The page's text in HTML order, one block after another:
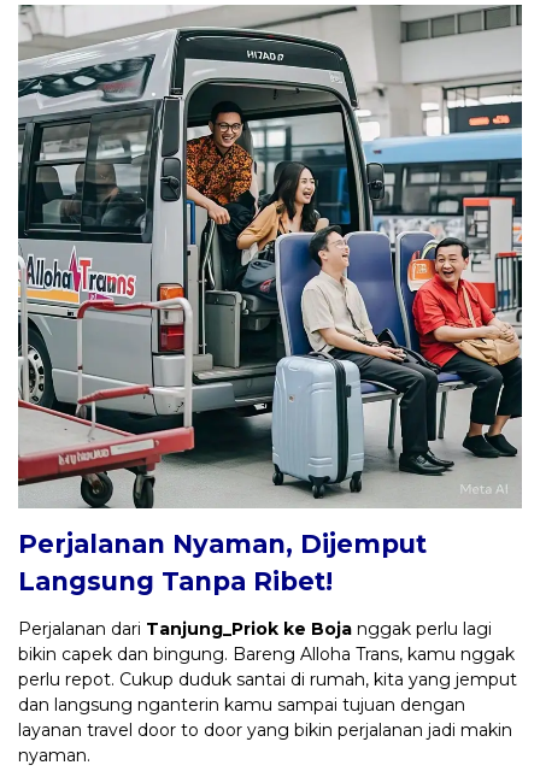
Perjalanan Nyaman, Dijemput
Langsung Tanpa Ribet!
Perjalanan dari Tanjung_Priok ke Boja nggak perlu lagi
bikin capek dan bingung. Bareng Alloha Trans, kamu nggak
perlu repot. Cukup duduk santai di rumah, kita yang jemput
dan langsung nganterin kamu sampai tujuan dengan
layanan travel door to door yang bikin perjalanan jadi makin
nyaman.